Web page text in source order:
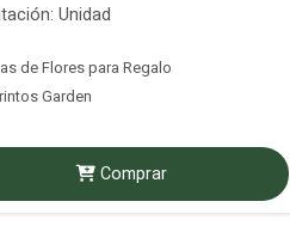
Unidad
de Flores para Regalo
Garden
Comprar